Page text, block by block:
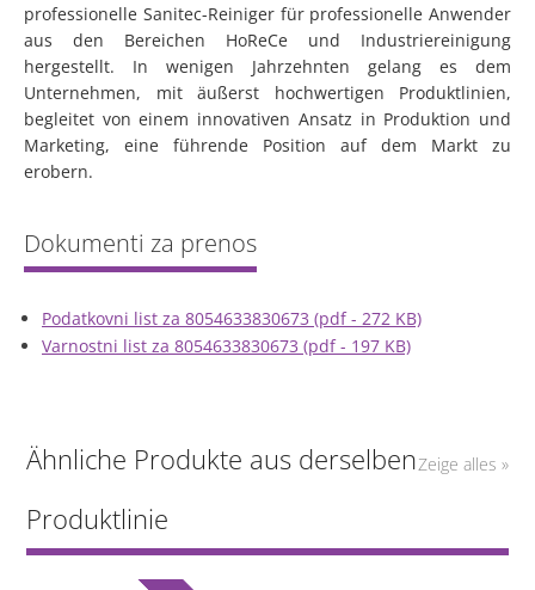
professionelle Sanitec-Reiniger für professionelle Anwender
aus den Bereichen HoReCe und Industriereinigung
hergestellt. In wenigen Jahrzehnten gelang es dem
Unternehmen, mit äußerst hochwertigen Produktlinien,
begleitet von einem innovativen Ansatz in Produktion und
Marketing, eine führende Position auf dem Markt zu
erobern.
Podatkovni list za 8054633830673 (pdf - 272 KB)
Varnostni list za 8054633830673 (pdf - 197 KB)
Ähnliche Produkte aus derselben
Produktlinie
Zeige alles »